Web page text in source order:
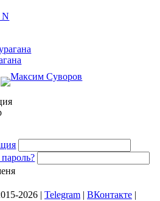
2026 | Telegram | ВКонтакте |